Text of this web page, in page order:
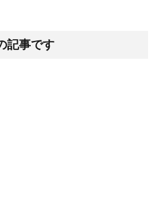
記事です